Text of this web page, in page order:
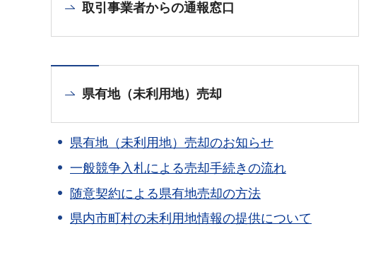
取引事業者からの通報窓口
県有地（未利用地）売却
県有地（未利用地）売却のお知らせ
一般競争入札による売却手続きの流れ
随意契約による県有地売却の方法
県内市町村の未利用地情報の提供について